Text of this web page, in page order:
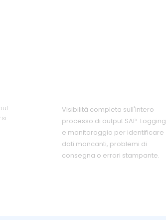
Visibilità completa sull'intero
processo di output SAP. Logging
e monitoraggio per identificare
dati mancanti, problemi di
consegna o errori stampante.